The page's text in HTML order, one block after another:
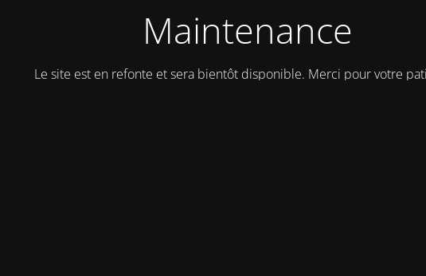
Maintenance
Le site est en refonte et sera bientôt disponible. Merci pour votre